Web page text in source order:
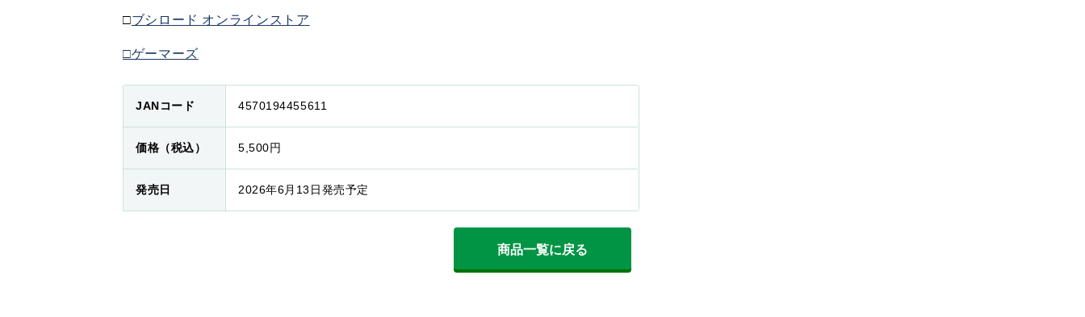
□ブシロード オンラインストア
□ゲーマーズ
JANコード 4570194455611
価格（税込） 5,500円
発売日 2026年6月13日発売予定
商品一覧に戻る